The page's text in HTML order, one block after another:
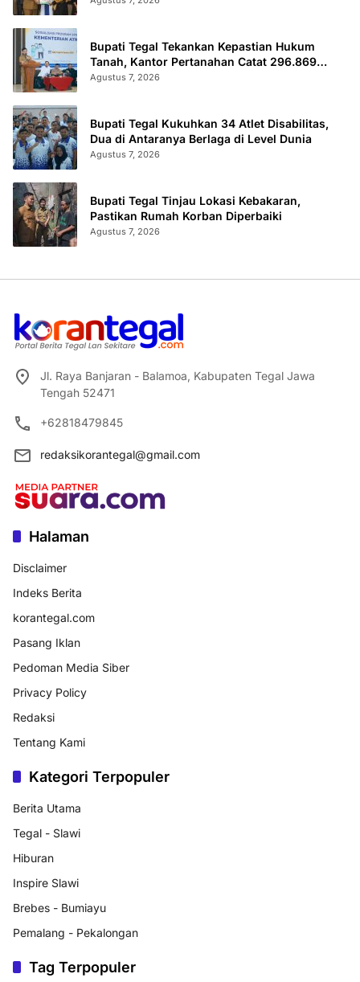
Bupati Tegal Tekankan Kepastian Hukum
Tanah, Kantor Pertanahan Catat 296.869
Sertifikat Terbit
Agustus 7, 2026
Bupati Tegal Kukuhkan 34 Atlet Disabilitas,
Dua di Antaranya Berlaga di Level Dunia
Agustus 7, 2026
Bupati Tegal Tinjau Lokasi Kebakaran,
Pastikan Rumah Korban Diperbaiki
Agustus 7, 2026
Jl. Raya Banjaran - Balamoa, Kabupaten Tegal Jawa
Tengah 52471
+62818479845
redaksikorantegal@gmail.com
Halaman
Disclaimer
Indeks Berita
korantegal.com
Pasang Iklan
Pedoman Media Siber
Privacy Policy
Redaksi
Tentang Kami
Kategori Terpopuler
Berita Utama
Tegal - Slawi
Hiburan
Inspire Slawi
Brebes - Bumiayu
Pemalang - Pekalongan
Tag Terpopuler